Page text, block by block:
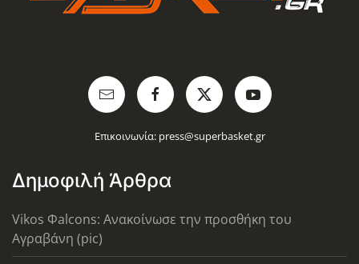
Επικοινωνία: press@superbasket.gr
Δημοφιλή Άρθρα
Vikos Φalcons: Ανακοίνωσε την προσθήκη του
Αγραβάνη (pic)